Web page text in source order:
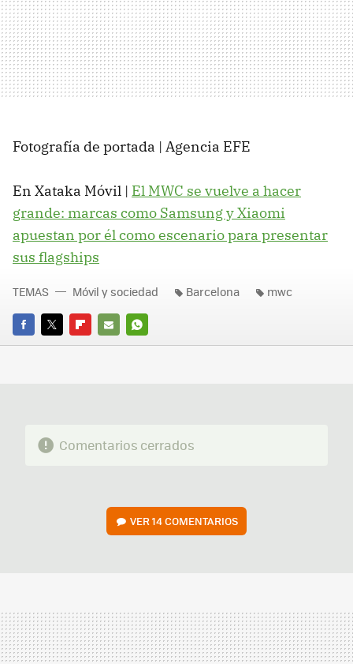
Fotografía de portada | Agencia EFE
En Xataka Móvil | El MWC se vuelve a hacer
grande: marcas como Samsung y Xiaomi
apuestan por él como escenario para presentar
sus flagships
FACEBOOK
TWITTERFLIPBOARD
E-
WHATSAPP
TEMAS Móvil y sociedad Barcelona mwc
Comentarios cerrados
VER14 COMENTARIOS